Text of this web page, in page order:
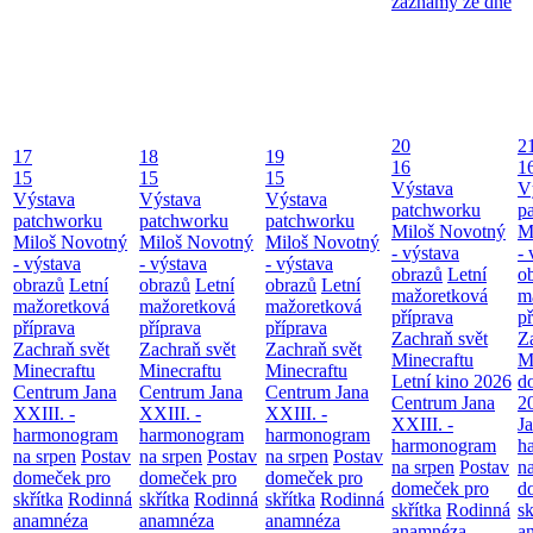
17
15
Výstava
patchworku
Miloš Novotný
- výstava
obrazů Letní
mažoretková
příprava
Zachraň svět
Minecraftu
Centrum Jana
XXIII. -
harmonogram
na srpen Postav
domeček pro
skřítka Rodinná
anamnéza
18
15
Výstava
patchworku
Miloš Novotný
- výstava
obrazů Letní
mažoretková
příprava
Zachraň svět
Minecraftu
Centrum Jana
XXIII. -
harmonogram
na srpen Postav
domeček pro
skřítka Rodinná
anamnéza
19
15
Výstava
patchworku
Miloš Novotný
- výstava
obrazů Letní
mažoretková
příprava
Zachraň svět
Minecraftu
Centrum Jana
XXIII. -
harmonogram
na srpen Postav
domeček pro
skřítka Rodinná
anamnéza
20
16
Výstava
patchworku
Miloš Novotný
- výstava
obrazů Letní
mažoretková
příprava
Zachraň svět
Minecraftu
Letní kino 2026
Centrum Jana
XXIII. -
harmonogram
na srpen Postav
domeček pro
skřítka Rodinná
-